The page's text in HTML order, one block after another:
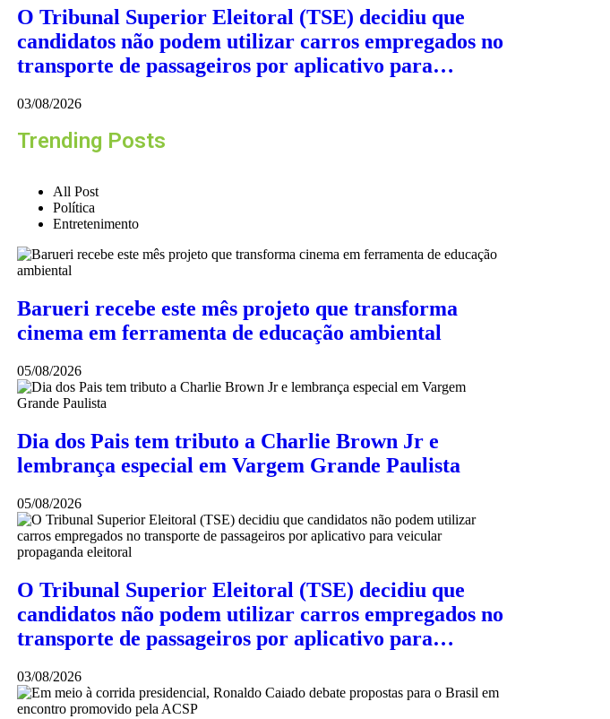
O Tribunal Superior Eleitoral (TSE) decidiu que
candidatos não podem utilizar carros empregados no
transporte de passageiros por aplicativo para…
03/08/2026
Trending Posts
All Post
Política
Entretenimento
Barueri recebe este mês projeto que transforma
cinema em ferramenta de educação ambiental
05/08/2026
Dia dos Pais tem tributo a Charlie Brown Jr e
lembrança especial em Vargem Grande Paulista
05/08/2026
O Tribunal Superior Eleitoral (TSE) decidiu que
candidatos não podem utilizar carros empregados no
transporte de passageiros por aplicativo para…
03/08/2026